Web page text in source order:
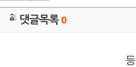
댓글목록0